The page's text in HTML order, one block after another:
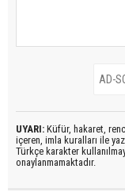
UYARI: Küfür, hakaret,
içeren, imla kuralları ile
Türkçe karakter
onaylanmamaktadır.